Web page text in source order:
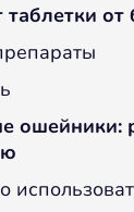
таблетки
ошейники: